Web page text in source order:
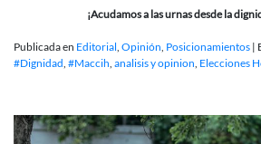
¡Acudamos a las urnas desde la
Publicada en Editorial Opinión Posicionamientos |
#Dignidad #Maccih analisis y opinion Elecciones